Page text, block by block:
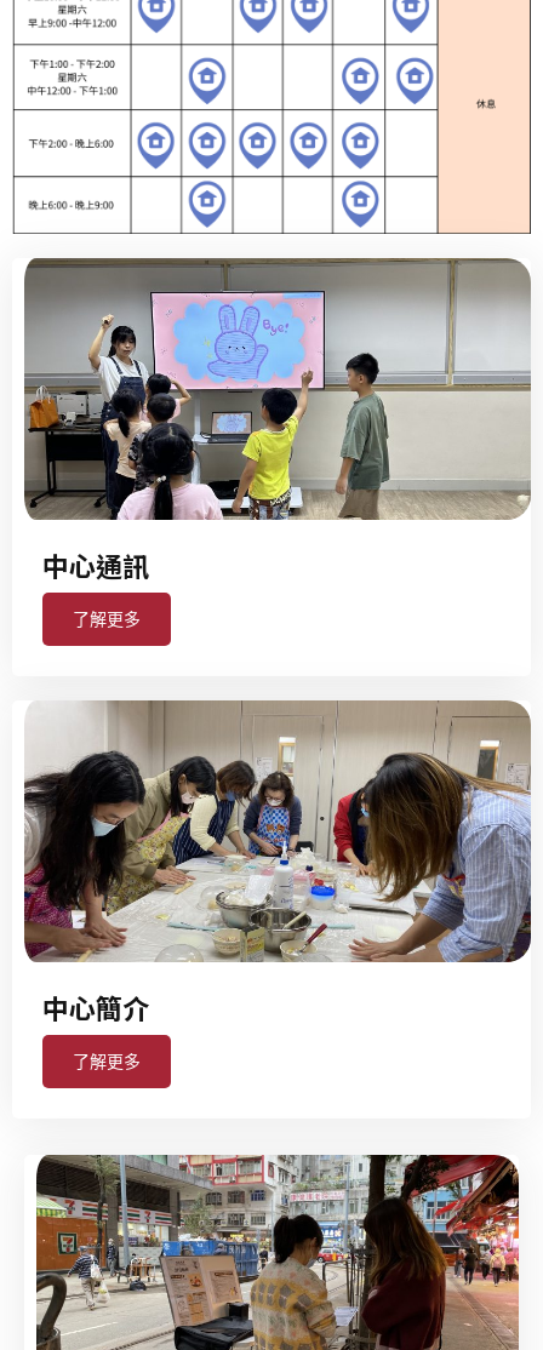
中心通訊
了解更多
中心簡介
了解更多